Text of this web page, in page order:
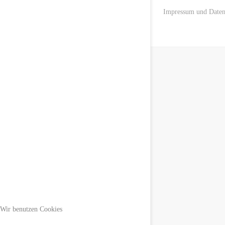
Impressum und
Wir benutzen Cookies